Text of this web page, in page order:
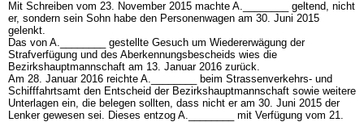
Mit Schreiben vom 23. November 2015 machte A.________ geltend, nicht
er, sondern sein Sohn habe den Personenwagen am 30. Juni 2015
gelenkt.
Das von A.________ gestellte Gesuch um Wiedererwägung der
Strafverfügung und des Aberkennungsbescheids wies die
Bezirkshauptmannschaft am 13. Januar 2016 zurück.
Am 28. Januar 2016 reichte A.________ beim Strassenverkehrs- und
Schifffahrtsamt den Entscheid der Bezirkshauptmannschaft sowie weitere
Unterlagen ein, die belegen sollten, dass nicht er am 30. Juni 2015 der
Lenker gewesen sei. Dieses entzog A.________ mit Verfügung vom 21.